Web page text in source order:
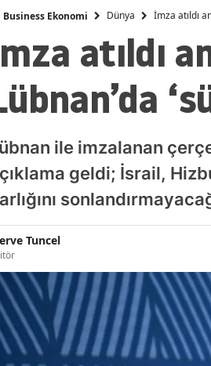
Business Ekonomi Dünya İmza atıldı
atıldı
ile imzalanan
geldi; İsrail,
Tuncel